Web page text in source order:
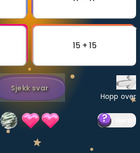
privatundervisning
15 + 15
Sjekk svar
Hopp over
?